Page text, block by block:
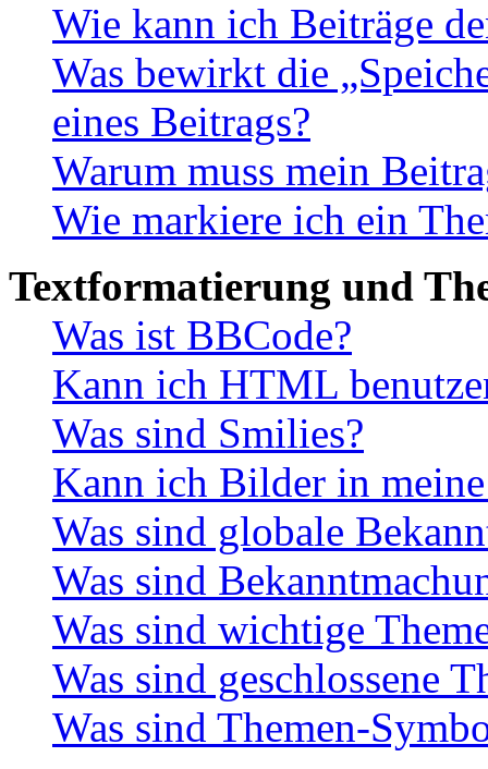
Wie kann ich Beiträge
Was bewirkt die
eines Beitrags?
Warum muss mein
Wie markiere ich ein
Textformatierung und
Was ist BBCode?
Kann ich HTML
Was sind Smilies?
Kann ich Bilder in
Was sind globale
Was sind
Was sind wichtige
Was sind geschlossene
Was sind Themen-